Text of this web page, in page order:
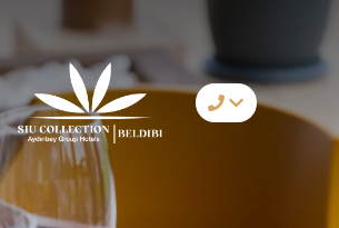
коммуникация
Whatsapp